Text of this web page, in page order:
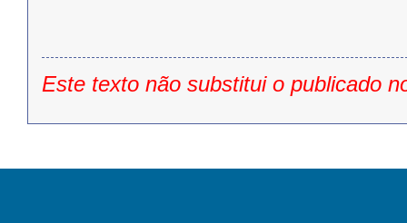
Este texto não substitui o publicado